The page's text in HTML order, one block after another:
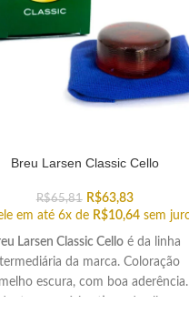
Breu Larsen Classic Cello
R$65,81 R$63,83
em até 6x de R$10,64 sem
Larsen Classic Cello é da linha
da marca. Coloração
escura, com boa aderência.